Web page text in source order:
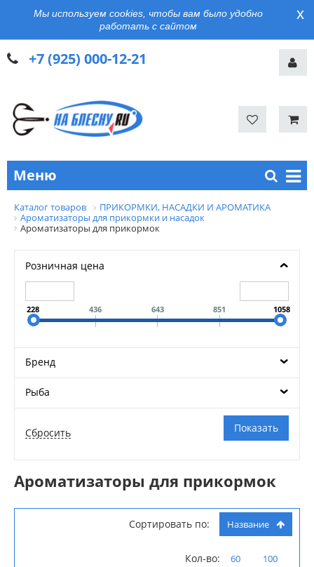
Мы используем cookies, чтобы вам было удобно
работать с сайтом
x
+7 (925) 000-12-21
Меню
Каталог товаров
ПРИКОРМКИ, НАСАДКИ И АРОМАТИКА
Ароматизаторы для прикормки и насадок
Ароматизаторы для прикормок
Розничная цена
228 436 643 851 1058
Бренд
Рыба
Ароматизаторы для прикормок
Сортировать по: Название
Кол-во: 60 100